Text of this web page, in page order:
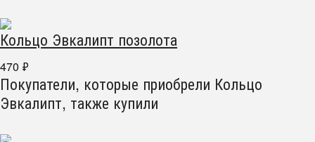
Кольцо Эвкалипт позолота
470 ₽
Покупатели, которые приобрели Кольцо
Эвкалипт, также купили